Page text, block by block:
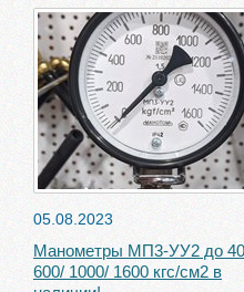
05.08.2023
Манометры МП3-УУ2 до
600/ 1000/ 1600 кгс/см2 в